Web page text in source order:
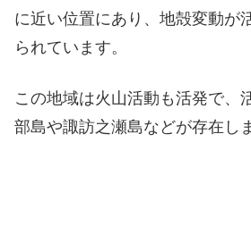
に近い位置にあり、地殻変動が
られています。
この地域は火山活動も活発で、
部島や諏訪之瀬島などが存在し